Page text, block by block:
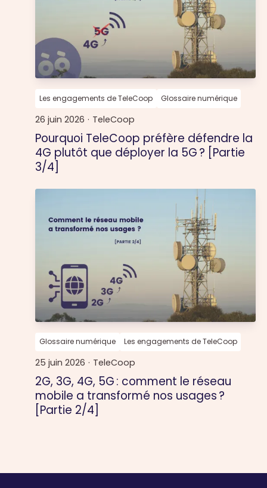
Pourquoi TeleCoop préfère défendre la
4G plutôt que déployer la 5G ? [Partie
3/4]
Les engagements de TeleCoop Glossaire numérique
26 juin 2026 · TeleCoop
2G, 3G, 4G, 5G : comment le réseau
mobile a transformé nos usages ?
[Partie 2/4]
Glossaire numérique Les engagements de TeleCoop
25 juin 2026 · TeleCoop